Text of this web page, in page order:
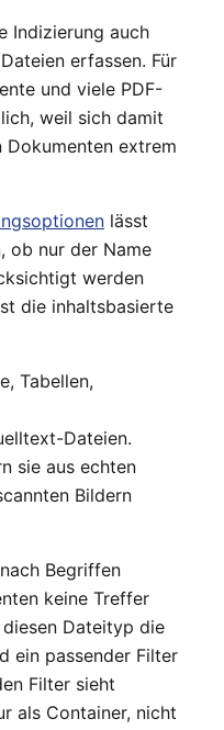
Indizierung auch
erfassen. Für
und viele PDF-
weil sich damit
extrem
lässt
ob nur der Name
werden
die inhaltsbasierte
Tabellen,
Dateien.
sie aus echten
Bildern
Begriffen
keine Treffer
Dateityp die
ein passender Filter
Filter sieht
als Container, nicht